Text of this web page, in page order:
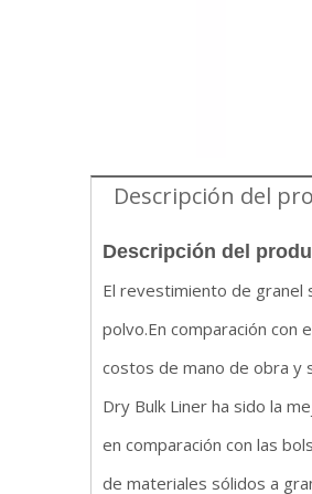
Descripción del
Descripción del
El revestimiento de granel
polvo.En comparación
costos de mano de obra y
Dry Bulk Liner ha sido la
en comparación con las
de materiales sólidos a